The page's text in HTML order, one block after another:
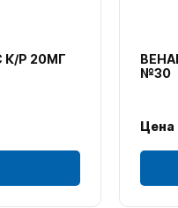
К/Р 20МГ
№30
Цена